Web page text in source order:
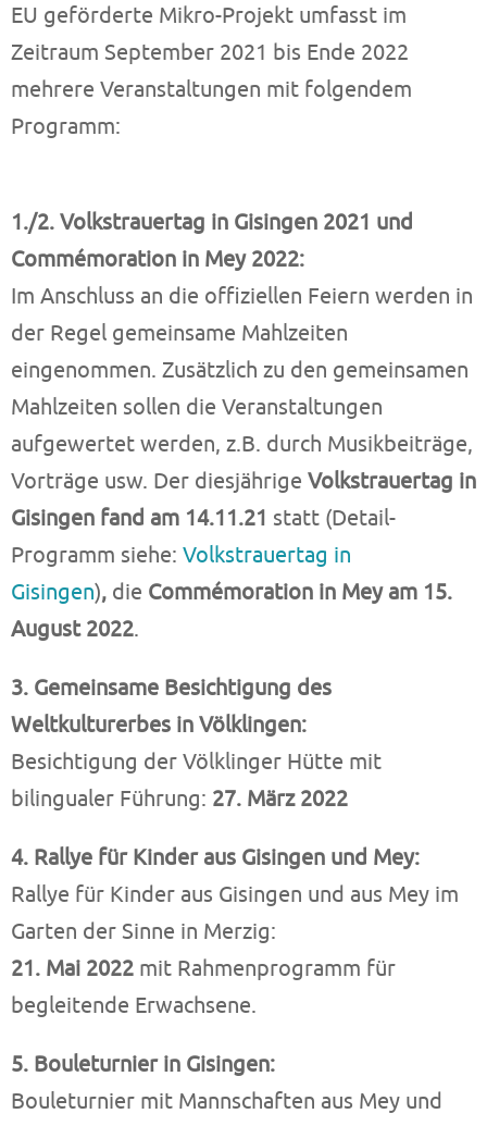
EU geförderte Mikro-Projekt umfasst im
Zeitraum September 2021 bis Ende 2022
mehrere Veranstaltungen mit folgendem
Programm:
1./2. Volkstrauertag in Gisingen 2021 und
Commémoration in Mey 2022:
Im Anschluss an die offiziellen Feiern werden in
der Regel gemeinsame Mahlzeiten
eingenommen. Zusätzlich zu den gemeinsamen
Mahlzeiten sollen die Veranstaltungen
aufgewertet werden, z.B. durch Musikbeiträge,
Vorträge usw. Der diesjährige Volkstrauertag in
Gisingen fand am 14.11.21 statt (Detail-
Programm siehe: Volkstrauertag in
Gisingen), die Commémoration in Mey am 15.
August 2022.
3. Gemeinsame Besichtigung des
Weltkulturerbes in Völklingen:
Besichtigung der Völklinger Hütte mit
bilingualer Führung: 27. März 2022
4. Rallye für Kinder aus Gisingen und Mey:
Rallye für Kinder aus Gisingen und aus Mey im
Garten der Sinne in Merzig:
21. Mai 2022 mit Rahmenprogramm für
begleitende Erwachsene.
5. Bouleturnier in Gisingen:
Bouleturnier mit Mannschaften aus Mey und